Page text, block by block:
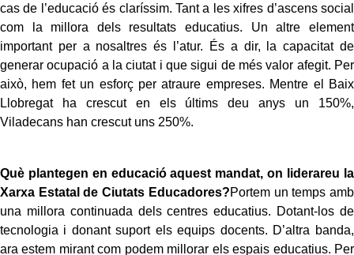
cas de l’educació és claríssim. Tant a les xifres d’ascens social
com la millora dels resultats educatius. Un altre element
important per a nosaltres és l’atur. És a dir, la capacitat de
generar ocupació a la ciutat i que sigui de més valor afegit. Per
això, hem fet un esforç per atraure empreses. Mentre el Baix
Llobregat ha crescut en els últims deu anys un 150%,
Viladecans han crescut uns 250%.
Què plantegen en educació aquest mandat, on liderareu la
Xarxa Estatal de Ciutats Educadores?Portem un temps amb
una millora continuada dels centres educatius. Dotant-los de
tecnologia i donant suport els equips docents. D’altra banda,
ara estem mirant com podem millorar els espais educatius. Per